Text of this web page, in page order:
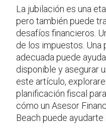
La jubilación es una
pero también puede
desafíos financieros.
de los impuestos. Una
adecuada puede
disponible y asegurar
este artículo,
planificación fiscal
cómo un Asesor
Beach puede